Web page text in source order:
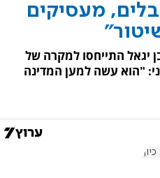
מעסיקים
יגאל התייחסו למקרה של
"הוא עשה למען המדינה
כיוף